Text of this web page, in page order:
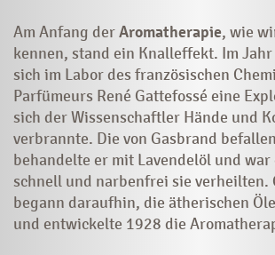
Am Anfang derAromatherapie, wie
kennen, stand ein Knalleffekt. Im
sich im Labor des französischen
Parfümeurs René Gattefossé eine
sich der Wissenschaftler Hände und
verbrannte. Die von Gasbrand
behandelte er mit Lavendelöl und
schnell und narbenfrei sie verheilten.
begann daraufhin, die ätherischen
und entwickelte 1928 die